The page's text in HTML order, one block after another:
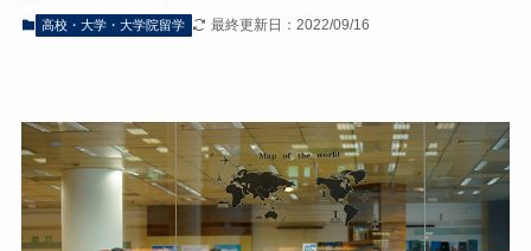
高校・大学・大学院留学 最終更新日：2022/09/16